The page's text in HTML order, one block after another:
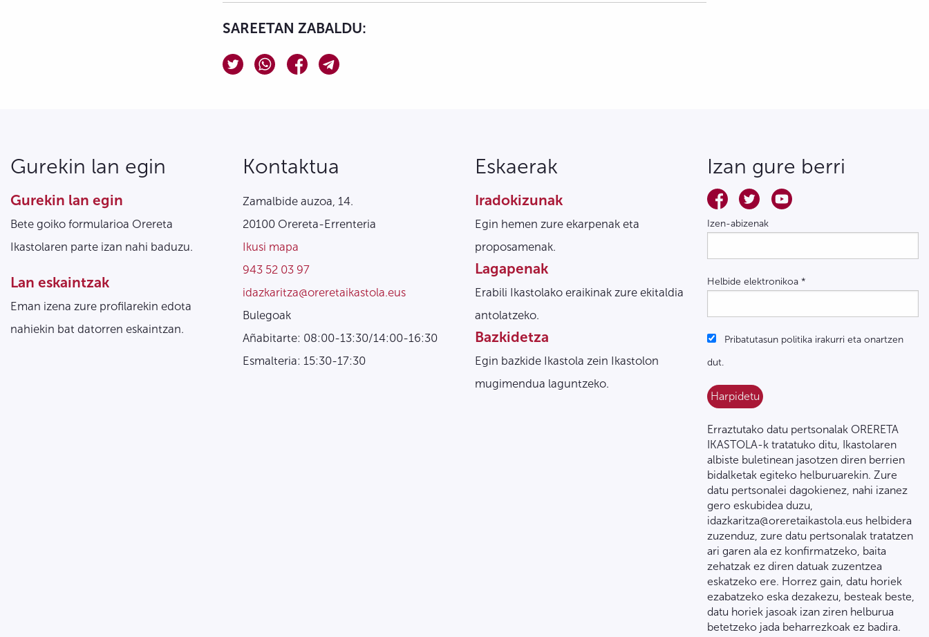
SAREETAN ZABALDU:
Gurekin lan egin
Gurekin lan egin
Bete goiko formularioa Orereta
Ikastolaren parte izan nahi baduzu.
Lan eskaintzak
Eman izena zure profilarekin edota
nahiekin bat datorren eskaintzan.
Kontaktua
Zamalbide auzoa, 14.
20100 Orereta-Errenteria
Ikusi mapa
943 52 03 97
idazkaritza@oreretaikastola.eus
Bulegoak
Añabitarte: 08:00-13:30/14:00-16:30
Esmalteria: 15:30-17:30
Eskaerak
Iradokizunak
Egin hemen zure ekarpenak eta
proposamenak.
Lagapenak
Erabili Ikastolako eraikinak zure ekitaldia
antolatzeko.
Bazkidetza
Egin bazkide Ikastola zein Ikastolon
mugimendua laguntzeko.
Izan gure berri
Izen-abizenak
Helbide elektronikoa *
Pribatutasun politika irakurri eta onartzen
dut.
Erraztutako datu pertsonalak ORERETA
IKASTOLA-k tratatuko ditu, Ikastolaren
albiste buletinean jasotzen diren berrien
bidalketak egiteko helburuarekin. Zure
datu pertsonalei dagokienez, nahi izanez
gero eskubidea duzu,
idazkaritza@oreretaikastola.eus helbidera
zuzenduz, zure datu pertsonalak tratatzen
ari garen ala ez konfirmatzeko, baita
zehatzak ez diren datuak zuzentzea
eskatzeko ere. Horrez gain, datu horiek
ezabatzeko eska dezakezu, besteak beste,
datu horiek jasoak izan ziren helburua
betetzeko jada beharrezkoak ez badira.